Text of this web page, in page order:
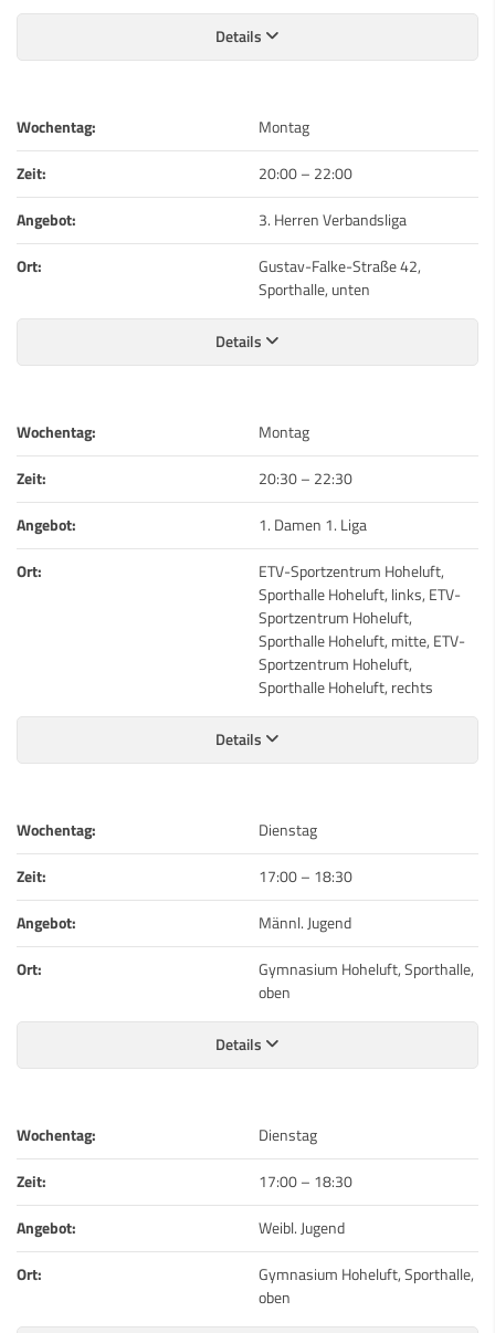
Details
Wochentag:
Montag
Zeit:
20:00– 22:00
Angebot:
3. Herren Verbandsliga
Ort:
Gustav-Falke-Straße 42,
Sporthalle, unten
Details
Wochentag:
Montag
Zeit:
20:30– 22:30
Angebot:
1. Damen 1. Liga
Ort:
ETV-Sportzentrum Hoheluft,
Sporthalle Hoheluft, links, ETV-
Sportzentrum Hoheluft,
Sporthalle Hoheluft, mitte, ETV-
Sportzentrum Hoheluft,
Sporthalle Hoheluft, rechts
Details
Wochentag:
Dienstag
Zeit:
17:00– 18:30
Angebot:
Männl. Jugend
Ort:
Gymnasium Hoheluft, Sporthalle,
oben
Details
Wochentag:
Dienstag
Zeit:
17:00– 18:30
Angebot:
Weibl. Jugend
Ort:
Gymnasium Hoheluft, Sporthalle,
oben